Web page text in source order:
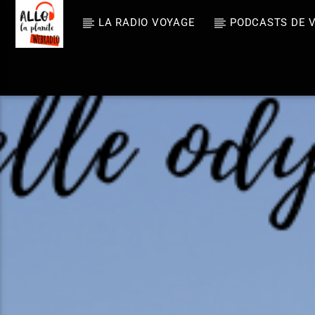
LA RADIO VOYAGE PODCASTS DE
Allo La Planè
te
La radio voyage
En ce
Chloë